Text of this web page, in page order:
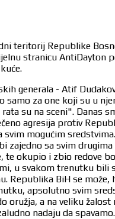
teritorij Republike
stranicu AntiDayton
generala - Atif
samo za one koji su u
su na sceni". Danas
agresija protiv
svim mogućim
zajedno sa svim drugima
te okupio i zbio redove
u svakom trenutku bili
Republika BiH se može,
apsolutno svim
oružja, a na veliku žalost
nadaju da spavamo.